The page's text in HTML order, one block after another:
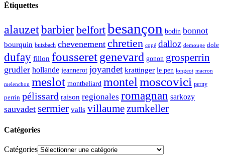
Étiquettes
alauzetbarbierbelfortbesançon bodin bonnot
bourquin butzbach chevenement chretien copé dalloz demouge dole
dufay fillon fousseretgenevard gonon grosperrin
grudler hollande jeannerot joyandet krattinger le pen longeot macron
melenchon meslot montbeliard montel moscovici perny
perrin pélissard raison regionales romagnan sarkozy
sauvadet sermier valls villaumezumkeller
Catégories
Catégories